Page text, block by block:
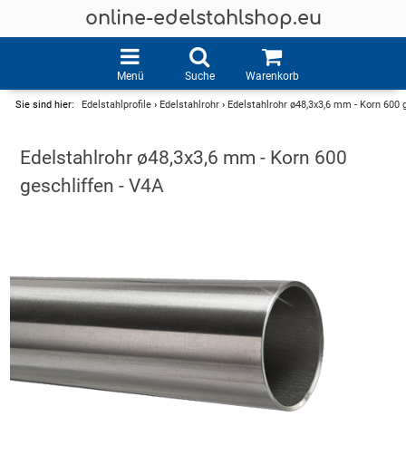
online-edelstahlshop.eu
Menü Suche Warenkorb
Sie sind hier: Edelstahlprofile› Edelstahlrohr› Edelstahlrohr ø48,3x3,6 mm - Korn 600
Edelstahlrohr ø48,3x3,6 mm - Korn 600
geschliffen - V4A